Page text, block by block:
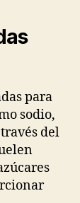
para
sodio,
del